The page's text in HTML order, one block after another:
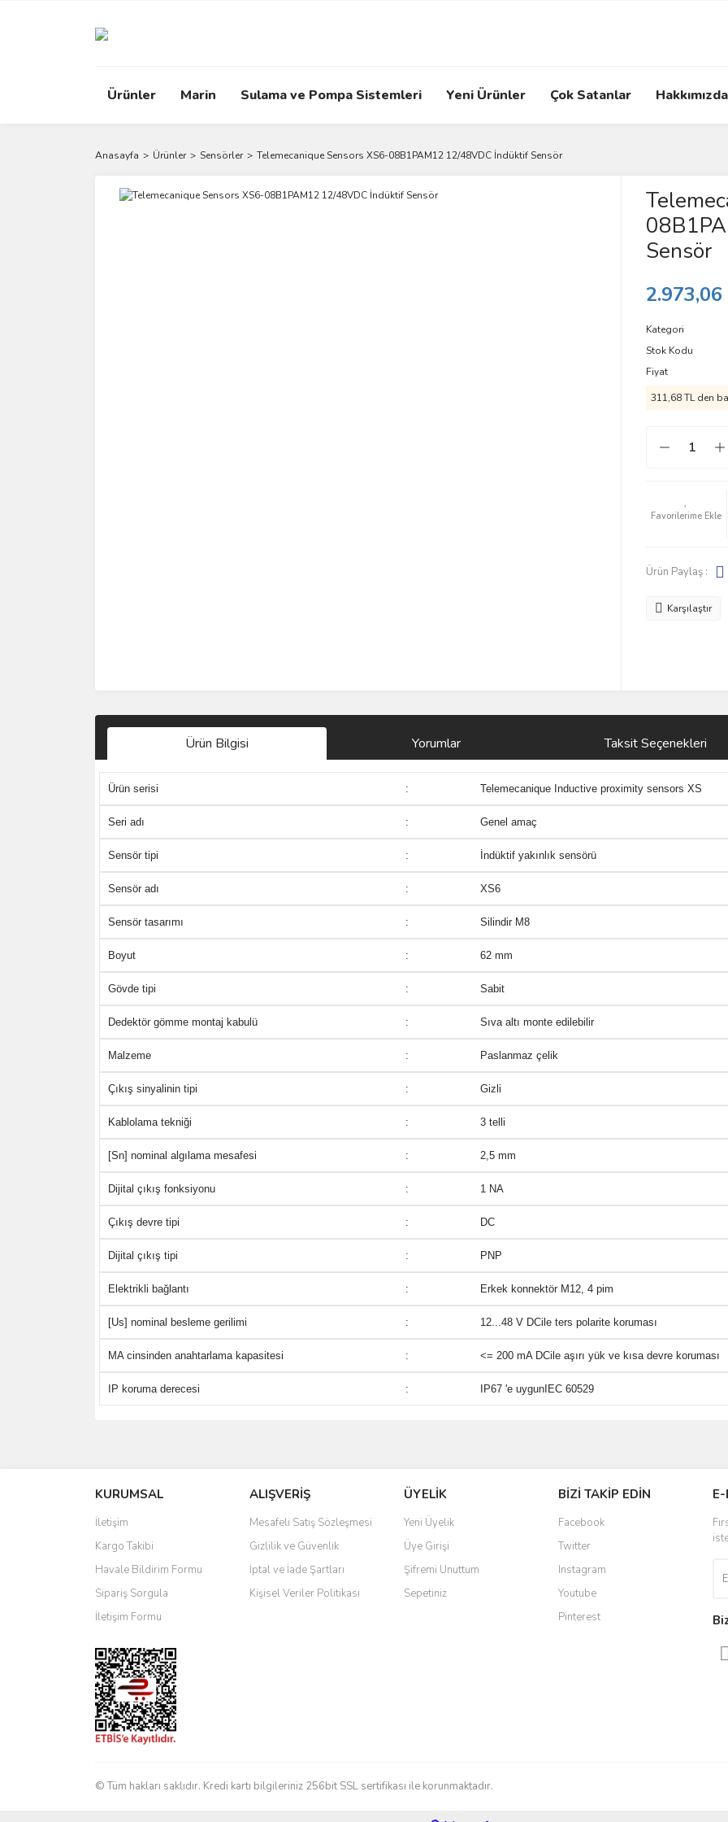
Ürünler Marin Sulama ve Pompa Sistemleri Yeni Ürünler Çok Satanlar Hakkımızda
Anasayfa Ürünler Sensörler Telemecanique Sensors XS6-08B1PAM12 12/48VDC İndüktif Sensör
Sensör
2.973,06
Kategori
Stok Kodu
Fiyat
311,68 TL den
Ürün Paylaş :
Karşılaştır
Ürün Bilgisi Yorumlar Taksit Seçenekleri
Ürün serisi : Telemecanique Inductive proximity sensors XS
Seri adı : Genel amaç
Sensör tipi : İndüktif yakınlık sensörü
Sensör adı : XS6
Sensör tasarımı : Silindir M8
Boyut : 62 mm
Gövde tipi : Sabit
Dedektör gömme montaj kabulü : Sıva altı monte edilebilir
Malzeme : Paslanmaz çelik
Çıkış sinyalinin tipi : Gizli
Kablolama tekniği : 3 telli
[Sn] nominal algılama mesafesi : 2,5 mm
Dijital çıkış fonksiyonu : 1 NA
Çıkış devre tipi : DC
Dijital çıkış tipi : PNP
Elektrikli bağlantı : Erkek konnektör M12, 4 pim
[Us] nominal besleme gerilimi : 12...48 V DCile ters polarite koruması
MA cinsinden anahtarlama kapasitesi : <= 200 mA DCile aşırı yük ve kısa devre koruması
IP koruma derecesi : IP67 'e uygunIEC 60529
Ürün resmi kalitesiz, bozuk veya görüntülenemiyor.
Ürün açıklamasında eksik bilgiler bulunuyor.
Ürün bilgilerinde hatalar bulunuyor.
Ürün fiyatı diğer sitelerden daha pahalı.
Bu ürüne benzer farklı alternatifler olmalı.
KURUMSAL
İletişim
Kargo Takibi
Havale Bildirim Formu
Sipariş Sorgula
İletişim Formu
ALIŞVERİŞ
Mesafeli Satış Sözleşmesi
Gizlilik ve Güvenlik
İptal ve İade Şartları
Kişisel Veriler Politikası
ÜYELİK
Yeni Üyelik
Üye Girişi
Şifremi Unuttum
Sepetiniz
BİZİ TAKİP EDİN
Facebook
Twitter
Instagram
Youtube
Pinterest
© Tüm hakları saklıdır. Kredi kartı bilgileriniz 256bit SSL sertifikası ile korunmaktadır.